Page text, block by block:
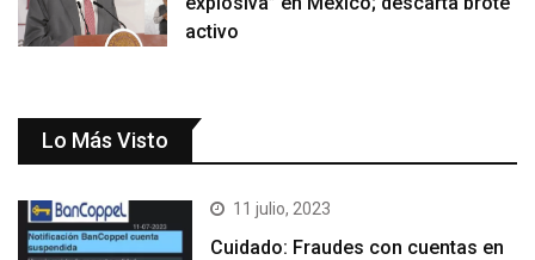
activo
Lo Más Visto
11 julio, 2023
Cuidado: Fraudes con cuentas en